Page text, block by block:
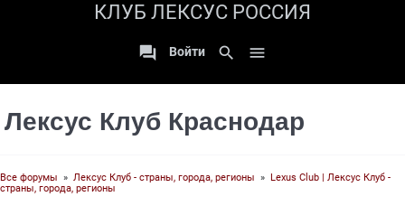
КЛУБ ЛЕКСУС РОССИЯ
 Войти search 
Лексус Клуб Краснодар
Все форумы » Лексус Клуб - страны, города, регионы » Lexus Club | Лексус Клуб -
страны, города, регионы